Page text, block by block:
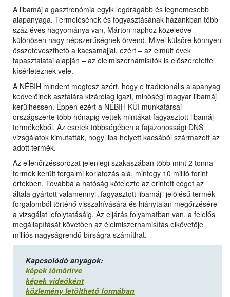
A libamáj a gasztronómia egyik legdrágább és legnemesebb
alapanyaga. Termelésének és fogyasztásának hazánkban több
száz éves hagyománya van, Márton naphoz közeledve
különösen nagy népszerűségnek örvend. Mivel külsőre könnyen
összetéveszthető a kacsamájjal, ezért – az elmúlt évek
tapasztalatai alapján – az élelmiszerhamisítók is előszeretettel
kísérleteznek vele.
A NÉBIH mindent megtesz azért, hogy e tradicionális alapanyag
kedvelőinek asztalára kizárólag igazi, minőségi magyar libamáj
kerülhessen. Éppen ezért a NÉBIH KÜI munkatársai
országszerte több hónapig vettek mintákat fagyasztott libamáj
termékekből. Az esetek többségében a fajazonossági DNS
vizsgálatok kimutatták, hogy liba helyett kacsából származott az
adott termék.
Az ellenőrzéssorozat jelenlegi szakaszában több mint 2 tonna
termék került forgalmi korlátozás alá, mintegy 10 millió forint
értékben. Továbbá a hatóság kötelezte az érintett céget az
általa gyártott valamennyi „fagyasztott libamáj” jelölésű termék
forgalomból történő visszahívására és hiánytalan megőrzésére
a vizsgálat lefolytatásáig. Az eljárás folyamatban van, a felelős
megállapítását követően az élelmiszerhamisítás elkövetője
milliós nagyságrendű bírságra számíthat.
Kapcsolódó anyagok:
képek tömörítve
képek videóként
közlemény letölthető formában